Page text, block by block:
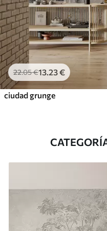
22.05€13 .23€
ciudad grunge